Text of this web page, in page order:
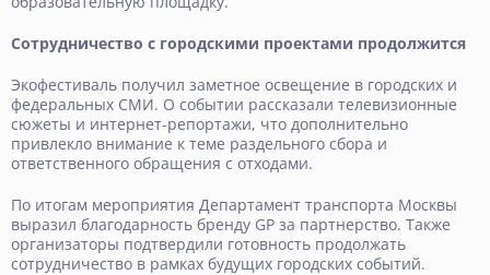
Сотрудничество с городскими проектами продолжится
Экофестиваль получил заметное освещение в городских и
федеральных СМИ. О событии рассказали телевизионные
сюжеты и интернет-репортажи, что дополнительно
привлекло внимание к теме раздельного сбора и
ответственного обращения с отходами.
По итогам мероприятия Департамент транспорта Москвы
выразил благодарность бренду GP за партнерство. Также
организаторы подтвердили готовность продолжать
сотрудничество в рамках будущих городских событий.